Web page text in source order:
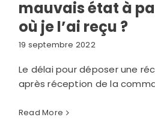
mauvais état à
où je l’ai reçu ?
19 septembre 2022
Le délai pour déposer une
après réception de la
Read More